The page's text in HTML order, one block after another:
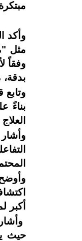
وأكد
مثل
وفقاً
بناءً
أكبر
حيث